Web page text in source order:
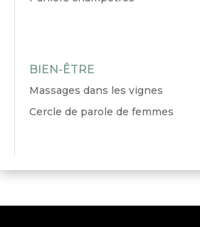
BIEN-ÊTRE
Massages dans les vignes
Cercle de parole de femmes